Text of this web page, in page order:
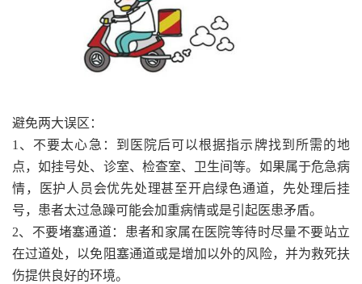
避免两大误区：
1、不要太心急：到医院后可以根据指示牌找到所需的地
点，如挂号处、诊室、检查室、卫生间等。如果属于危急病
情，医护人员会优先处理甚至开启绿色通道，先处理后挂
号，患者太过急躁可能会加重病情或是引起医患矛盾。
2、不要堵塞通道：患者和家属在医院等待时尽量不要站立
在过道处，以免阻塞通道或是增加以外的风险，并为救死扶
伤提供良好的环境。